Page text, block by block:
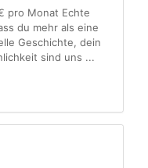
pro Monat Echte
du mehr als eine
Geschichte, dein
sind uns ...